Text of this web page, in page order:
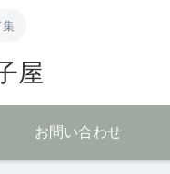
屋
お問い合わせ